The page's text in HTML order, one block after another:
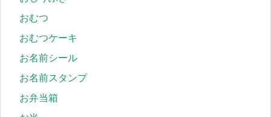
おむつ
おむつケーキ
お名前シール
お名前スタンプ
お弁当箱